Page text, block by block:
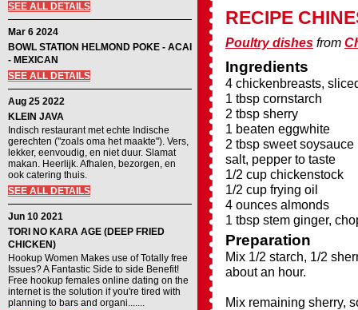
SEE ALL DETAILS
Mar 6 2024
BOWL STATION HELMOND POKE - ACAI
- MEXICAN
SEE ALL DETAILS
Aug 25 2022
KLEIN JAVA
Indisch restaurant met echte Indische
gerechten ("zoals oma het maakte"). Vers,
lekker, eenvoudig, en niet duur. Slamat
makan. Heerlijk. Afhalen, bezorgen, en
ook catering thuis.
SEE ALL DETAILS
Jun 10 2021
TORI NO KARA AGE (DEEP FRIED
CHICKEN)
Hookup Women Makes use of Totally free
Issues? A Fantastic Side to side Benefit!
Free hookup females online dating on the
internet is the solution if you're tired with
planning to bars and organi.......
RECIPE
Poultry dishes from
Ingredients
4 chickenbreasts,
1 tbsp cornstarch
2 tbsp sherry
1 beaten eggwhite
2 tbsp sweet soysauce
salt, pepper to taste
1/2 cup chickenstock
1/2 cup frying oil
4 ounces almonds
1 tbsp stem ginger,
Preparation
Mix 1/2 starch, 1/2
about an hour.
Mix remaining sherry,